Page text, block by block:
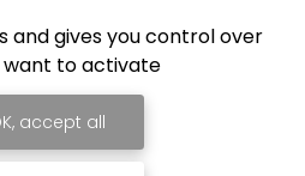
and gives you control over
want to activate
accept all